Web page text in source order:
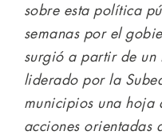
sobre esta política
semanas por el
surgió a partir de
liderado por la
municipios una hoja
acciones orientadas